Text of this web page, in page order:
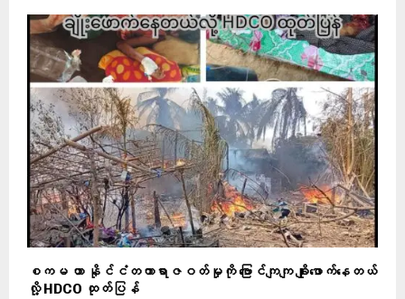
စကမ ဟာ နိုင်ငံတကာရာဇဝတ်မှုကို ဗြောင်ကျကျ ချိုးဖောက်နေတယ်
လို့ HDCO ထုတ်ပြန်